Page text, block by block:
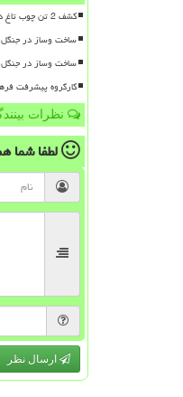
کشف 2 تن چوب تاغ در کوهپایه اصفهان طی 24 ساعت اخیر 8 نفر دستگیر شدند
ساخت وساز در
ساخت وساز در
کارگروه پیشرفت
نظرات
لطفا شما
ارسال نظر